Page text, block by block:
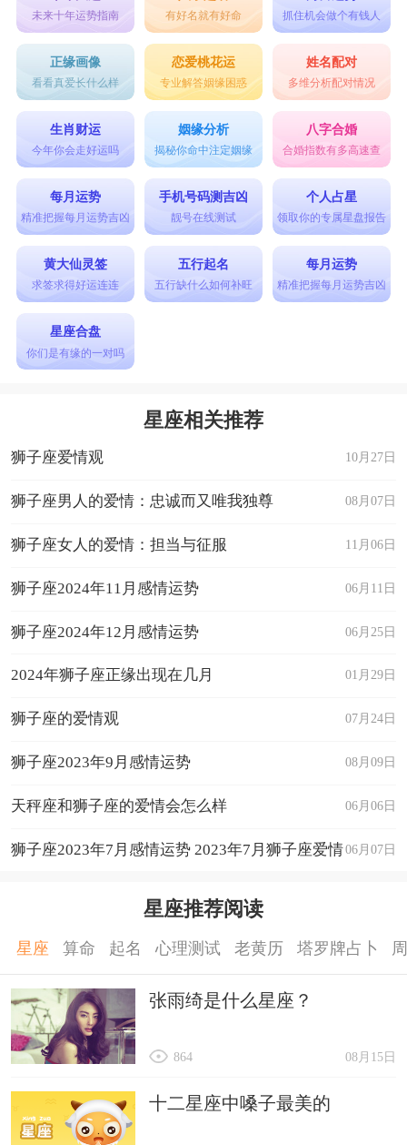
会给对方自由的空间，用实际行动来表达自己的
爱，两个人的结合既神圣又庄严。天秤和射手座的
性格相似，相处时总是有对不完话，性格相同的两
的培养起来，似乎这一切都是他们想要的爱情，这
一配对是成功和幸福美满的。
星座乐原创文章，转载需注明出处
未来十年运势指南 有好名就有好命 抓住机会做个有钱人
正缘画像
看看真爱长什么样
恋爱桃花运
专业解答姻缘困惑
姓名配对
多维分析配对情况
生肖财运
今年你会走好运吗
姻缘分析
揭秘你命中注定姻缘
八字合婚
合婚指数有多高速查
每月运势
精准把握每月运势吉凶
手机号码测吉凶
靓号在线测试
个人占星
领取你的专属星盘报告
黄大仙灵签
求签求得好运连连
五行起名
五行缺什么如何补旺
每月运势
精准把握每月运势吉凶
星座合盘
你们是有缘的一对吗
星座相关推荐
10月27日
狮子座爱情观
08月07日
狮子座男人的爱情：忠诚而又唯我独尊
11月06日
狮子座女人的爱情：担当与征服
06月11日
狮子座2024年11月感情运势
06月25日
狮子座2024年12月感情运势
01月29日
2024年狮子座正缘出现在几月
07月24日
狮子座的爱情观
08月09日
狮子座2023年9月感情运势
06月06日
天秤座和狮子座的爱情会怎么样
06月07日
狮子座2023年7月感情运势 2023年7月狮子座爱情
星座推荐阅读
星座 算命 起名 心理测试 老黄历 塔罗牌占卜
张雨绮是什么星座？
08月15日
864
十二星座中嗓子最美的